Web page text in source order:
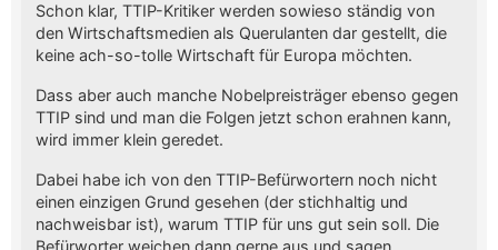
Schon klar, TTIP-Kritiker werden sowieso ständig von
den Wirtschaftsmedien als Querulanten dar gestellt, die
keine ach-so-tolle Wirtschaft für Europa möchten.
Dass aber auch manche Nobelpreisträger ebenso gegen
TTIP sind und man die Folgen jetzt schon erahnen kann,
wird immer klein geredet.
Dabei habe ich von den TTIP-Befürwortern noch nicht
einen einzigen Grund gesehen (der stichhaltig und
nachweisbar ist), warum TTIP für uns gut sein soll. Die
Befürworter weichen dann gerne aus und sagen